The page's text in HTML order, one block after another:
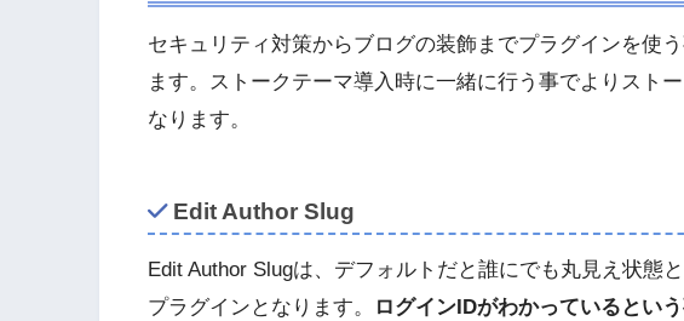
セキュリティ対策からブログの装飾までプラグインを使
ます。ストークテーマ導入時に一緒に行う事でよりスト
なります。
Edit Author Slug
Edit Author Slugは、デフォルトだと誰にでも丸見え状態
プラグインとなります。
ログインIDがわかっているとい